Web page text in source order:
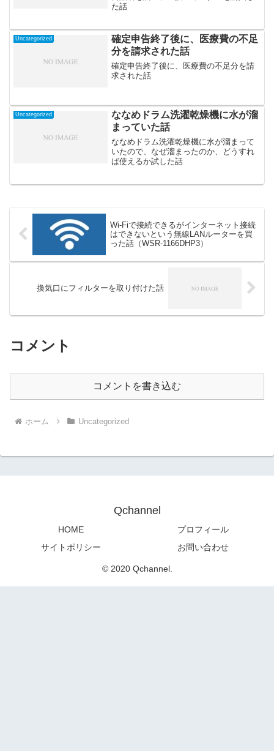
た話
Uncategorized
確定申告終了後に、医療費の不足
分を請求された話
確定申告終了後に、医療費の不足分を請
求された話
Uncategorized
ななめドラム洗濯乾燥機に水が溜
まっていた話
ななめドラム洗濯乾燥機に水が溜まって
いたので、なぜ溜まったのか、どうすれ
ば使えるか試した話
Wi-Fiで接続できるがインターネット接続
はできないという無線LANルーターを買
った話（WSR-1166DHP3）
換気口にフィルターを取り付けた話
コメント
コメントを書き込む
ホーム Uncategorized
Qchannel
HOME
プロフィール
サイトポリシー
お問い合わせ
© 2020 Qchannel.